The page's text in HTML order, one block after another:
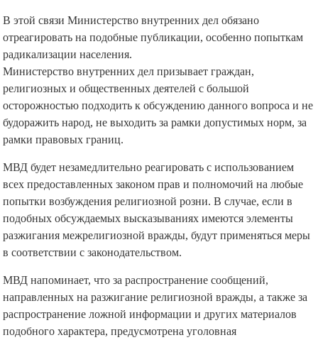
В этой связи Министерство внутренних дел обязано
отреагировать на подобные публикации, особенно попыткам
радикализации населения.
Министерство внутренних дел призывает граждан,
религиозных и общественных деятелей с большой
осторожностью подходить к обсуждению данного вопроса и не
будоражить народ, не выходить за рамки допустимых норм, за
рамки правовых границ.
МВД будет незамедлительно реагировать с использованием
всех предоставленных законом прав и полномочий на любые
попытки возбуждения религиозной розни. В случае, если в
подобных обсуждаемых высказываниях имеются элементы
разжигания межрелигиозной вражды, будут применяться меры
в соответствии с законодательством.
МВД напоминает, что за распространение сообщений,
направленных на разжигание религиозной вражды, а также за
распространение ложной информации и других материалов
подобного характера, предусмотрена уголовная